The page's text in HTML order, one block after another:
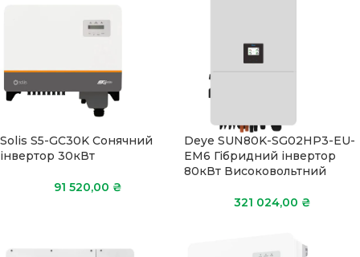
Solis S5-GC30K Сонячний
інвертор 30кВт
91 520,00 ₴
Deye SUN80K-SG02HP3-EU-
ЕМ6 Гібридний інвертор
80кВт Високовольтний
321 024,00 ₴